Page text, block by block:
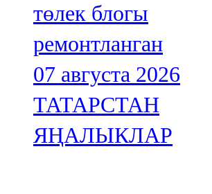
төлек блогы
ремонтланган
07 августа 2026
ТАТАРСТАН
ЯҢАЛЫКЛАР